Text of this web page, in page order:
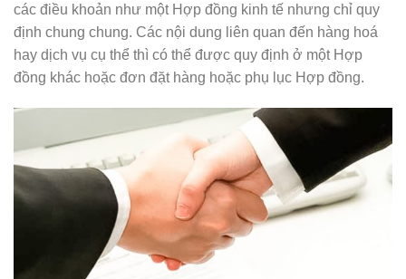
các điều khoản như một Hợp đồng kinh tế nhưng chỉ quy
định chung chung. Các nội dung liên quan đến hàng hoá
hay dịch vụ cụ thể thì có thể được quy định ở một Hợp
đồng khác hoặc đơn đặt hàng hoặc phụ lục Hợp đồng.